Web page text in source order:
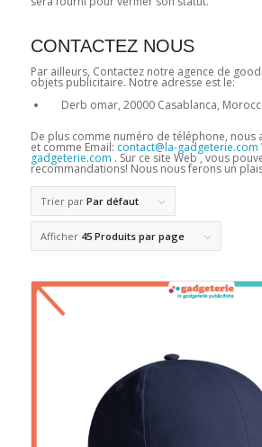
CONTACTEZ NOUS
Par ailleurs, Contactez notre agence de
objets publicitaire. Notre adresse est le:
Derb omar, 20000 Casablanca,
De plus comme numéro de téléphone, nous
et comme Email: contact@la-gadgeterie.com
gadgeterie.com . Sur ce site Web , vous
recommandations! Nous nous ferons un
Trier par Par défaut
Afficher 45 Produits par page